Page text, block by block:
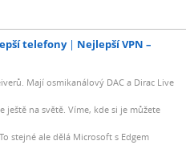
telefony
Nejlepší VPN –
Mají osmikanálový DAC a Dirac Live
na světě. Víme, kde si je můžete
stejné ale dělá Microsoft s Edgem